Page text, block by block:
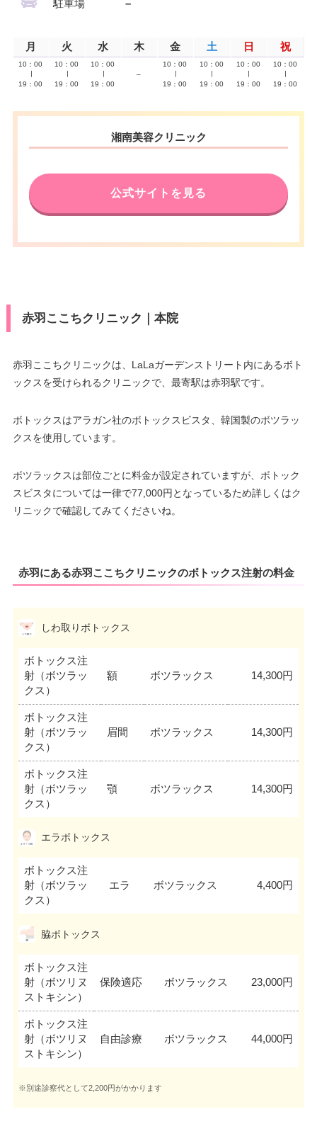
駐車場 –
月 火 水 木 金 土 日 祝
10：00
19：00
10：00
19：00
10：00
19：00
–
10：00
19：00
10：00
19：00
10：00
19：00
10：00
19：00
湘南美容クリニック
公式サイトを見る
赤羽ここちクリニック｜本院
赤羽ここちクリニックは、LaLaガーデンストリート内にあるボト
ックスを受けられるクリニックで、最寄駅は赤羽駅です。
ボトックスはアラガン社のボトックスビスタ、韓国製のボツラッ
クスを使用しています。
ボツラックスは部位ごとに料金が設定されていますが、ボトック
スビスタについては一律で77,000円となっているため詳しくはク
リニックで確認してみてくださいね。
赤羽にある赤羽ここちクリニックのボトックス注射の料金
しわ取りボトックス
ボトックス注
射（ボツラッ
クス）
額 ボツラックス 14,300円
ボトックス注
射（ボツラッ
クス）
眉間 ボツラックス 14,300円
ボトックス注
射（ボツラッ
クス）
顎 ボツラックス 14,300円
エラボトックス
ボトックス注
射（ボツラッ
クス）
エラ ボツラックス 4,400円
脇ボトックス
ボトックス注
射（ボツリヌ
ストキシン）
保険適応 ボツラックス 23,000円
ボトックス注
射（ボツリヌ
ストキシン）
自由診療 ボツラックス 44,000円
※別途診察代として2,200円がかかります